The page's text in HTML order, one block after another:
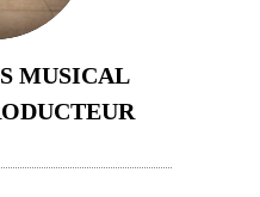
MUSICAL